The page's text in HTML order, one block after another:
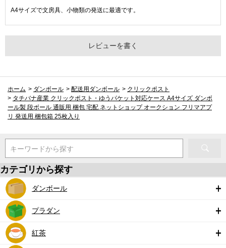
A4サイズで文房具、小物類の発送に最適です。
レビューを書く
ホーム > ダンボール > 配送用ダンボール > クリックポスト
> タチバナ産業 クリックポスト・ゆうパケット対応ケース A4サイズ ダンボ
ール製 段ボール 通販用 梱包 宅配 ネットショップ オークション フリマアプ
リ 発送用 梱包箱 25枚入り
キーワードから探す
カテゴリから探す
ダンボール
プラダン
紅茶